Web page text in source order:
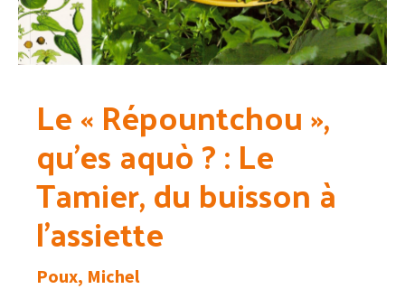
Le « Répountchou »,
qu’es aquò ? : Le
Tamier, du buisson à
l’assiette
Poux, Michel